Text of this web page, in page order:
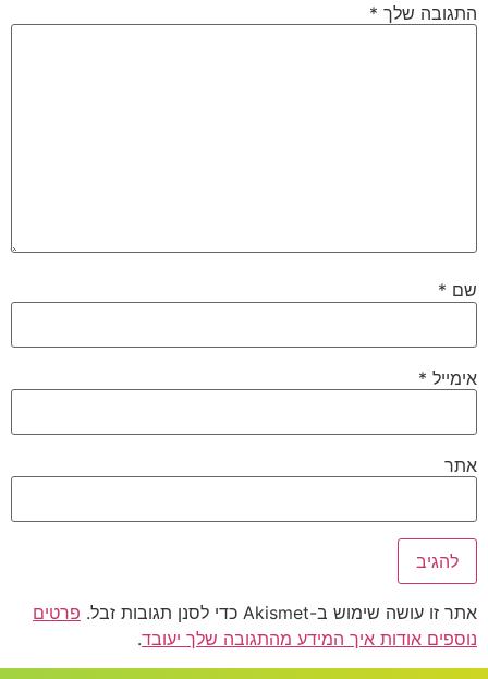
התגובה שלך *
שם *
אימייל *
אתר
אתר זו עושה שימוש ב-Akismet כדי לסנן תגובות זבל.
פרטים
נוספים אודות איך המידע מהתגובה שלך יעובד.